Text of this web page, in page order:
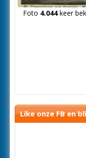
Foto 4.044keer
Like onze FB en